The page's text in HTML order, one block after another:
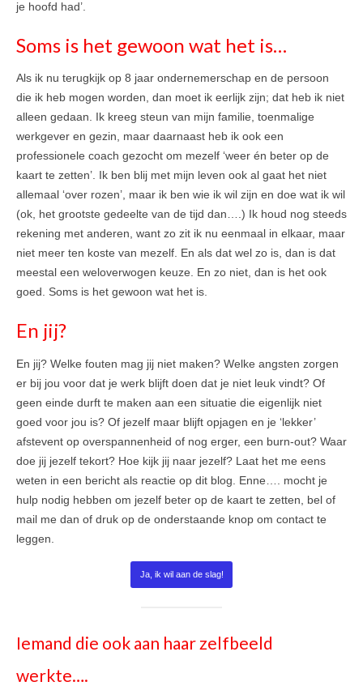
je hoofd had’.
Soms is het gewoon wat het is…
Als ik nu terugkijk op 8 jaar ondernemerschap en de persoon
die ik heb mogen worden, dan moet ik eerlijk zijn; dat heb ik niet
alleen gedaan. Ik kreeg steun van mijn familie, toenmalige
werkgever en gezin, maar daarnaast heb ik ook een
professionele coach gezocht om mezelf ‘weer én beter op de
kaart te zetten’. Ik ben blij met mijn leven ook al gaat het niet
allemaal ‘over rozen’, maar ik ben wie ik wil zijn en doe wat ik wil
(ok, het grootste gedeelte van de tijd dan….) Ik houd nog steeds
rekening met anderen, want zo zit ik nu eenmaal in elkaar, maar
niet meer ten koste van mezelf. En als dat wel zo is, dan is dat
meestal een weloverwogen keuze. En zo niet, dan is het ook
goed. Soms is het gewoon wat het is.
En jij?
En jij? Welke fouten mag jij niet maken? Welke angsten zorgen
er bij jou voor dat je werk blijft doen dat je niet leuk vindt? Of
geen einde durft te maken aan een situatie die eigenlijk niet
goed voor jou is? Of jezelf maar blijft opjagen en je ‘lekker’
afstevent op overspannenheid of nog erger, een burn-out? Waar
doe jij jezelf tekort? Hoe kijk jij naar jezelf? Laat het me eens
weten in een bericht als reactie op dit blog. Enne…. mocht je
hulp nodig hebben om jezelf beter op de kaart te zetten, bel of
mail me dan of druk op de onderstaande knop om contact te
leggen.
Ja, ik wil aan de slag!
Iemand die ook aan haar zelfbeeld
werkte….